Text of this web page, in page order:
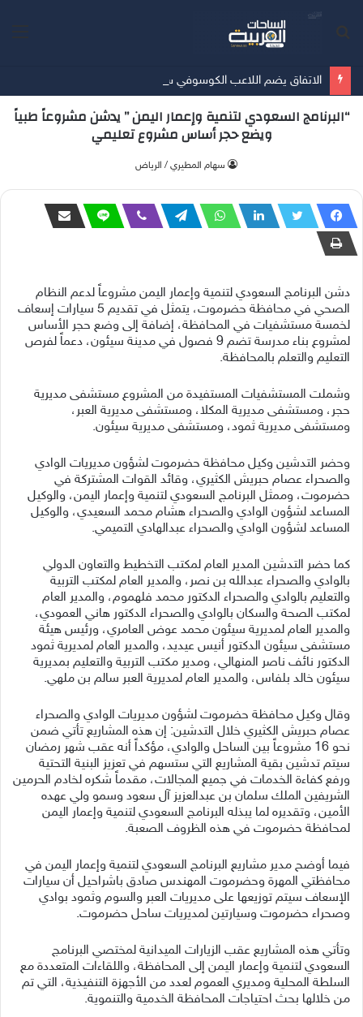
الاتفاق يضم اللاعب الكوسوفي سيلينا 3 مواسم
“البرنامج السعودي لتنمية وإعمار اليمن ” يدشن مشروعاً طبياً
ويضع حجر أساس مشروع تعليمي
‫سهام المطيري / الرياض
دشن البرنامج السعودي لتنمية وإعمار اليمن مشروعاً لدعم النظام
الصحي في محافظة حضرموت، يتمثل في تقديم 5 سيارات إسعاف
لخمسة مستشفيات في المحافظة، إضافة إلى وضع حجر الأساس
لمشروع بناء مدرسة تضم 9 فصول في مدينة سيئون، دعماً لفرص
التعليم والتعلم بالمحافظة.
وشملت المستشفيات المستفيدة من المشروع مستشفى مديرية
حجر، ومستشفى مديرية المكلا، ومستشفى مديرية العبر،
ومستشفى مديرية ثمود، ومستشفى مديرية سيئون.
وحضر التدشين وكيل محافظة حضرموت لشؤون مديريات الوادي
والصحراء عصام حبريش الكثيري، وقائد القوات المشتركة في
حضرموت، وممثل البرنامج السعودي لتنمية وإعمار اليمن، والوكيل
المساعد لشؤون الوادي والصحراء هشام محمد السعيدي، والوكيل
المساعد لشؤون الوادي والصحراء عبدالهادي التميمي.
كما حضر التدشين المدير العام لمكتب التخطيط والتعاون الدولي
بالوادي والصحراء عبدالله بن نصر، والمدير العام لمكتب التربية
والتعليم بالوادي والصحراء الدكتور محمد فلهموم، والمدير العام
لمكتب الصحة والسكان بالوادي والصحراء الدكتور هاني العمودي،
والمدير العام لمديرية سيئون محمد عوض العامري، ورئيس هيئة
مستشفى سيئون الدكتور أنيس عيديد، والمدير العام لمديرية ثمود
الدكتور نائف ناصر المنهالي، ومدير مكتب التربية والتعليم بمديرية
سيئون خالد بلفاس، والمدير العام لمديرية العبر سالم بن ملهي.
وقال وكيل محافظة حضرموت لشؤون مديريات الوادي والصحراء
عصام حبريش الكثيري خلال التدشين: إن هذه المشاريع تأتي ضمن
نحو 16 مشروعاً بين الساحل والوادي، مؤكداً أنه عقب شهر رمضان
سيتم تدشين بقية المشاريع التي ستسهم في تعزيز البنية التحتية
ورفع كفاءة الخدمات في جميع المجالات، مقدماً شكره لخادم الحرمين
الشريفين الملك سلمان بن عبدالعزيز آل سعود وسمو ولي عهده
الأمين، وتقديره لما يبذله البرنامج السعودي لتنمية وإعمار اليمن
لمحافظة حضرموت في هذه الظروف الصعبة.
فيما أوضح مدير مشاريع البرنامج السعودي لتنمية وإعمار اليمن في
محافظتي المهرة وحضرموت المهندس صادق باشراحيل أن سيارات
الإسعاف سيتم توزيعها على مديريات العبر والسوم وثمود بوادي
وصحراء حضرموت وسيارتين لمديريات ساحل حضرموت.
وتأتي هذه المشاريع عقب الزيارات الميدانية لمختصي البرنامج
السعودي لتنمية وإعمار اليمن إلى المحافظة، واللقاءات المتعددة مع
السلطة المحلية ومديري العموم لعدد من الأجهزة التنفيذية، التي تم
من خلالها بحث احتياجات المحافظة الخدمية والتنموية.